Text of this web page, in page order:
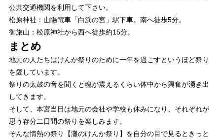
公共交通機関を利用 して下さい。
松原神社：山陽電車「白浜の宮」駅下車。南へ徒歩5分。
御旅山：松原神社から西へ徒歩約15分。
まとめ
地元の人たちはけんか祭りのために一年を過ごすというほど祭り
を愛しています。
祭りの太鼓の音を聞くと魂が震えるくらい体中から興奮が湧き出
してきます。
そして、本宮当日は地元の会社や学校も休みになり、それぞれが
思う存分二日間の祭りを楽しみます。
そんな情熱の祭り【灘のけんか祭り】を自分の目で見るときっと